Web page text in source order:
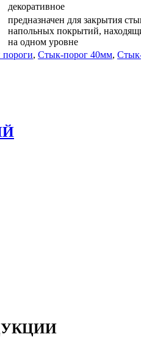
декоративное
предназначен для закрытия
напольных покрытий,
на одном уровне
, Стык-порог 40мм,